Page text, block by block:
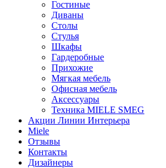
Гостиные
Диваны
Столы
Стулья
Шкафы
Гардеробные
Прихожие
Мягкая мебель
Офисная мебель
Аксессуары
Техника MIELE SMEG
Акции Линии Интерьера
Miele
Отзывы
Контакты
Дизайнеры